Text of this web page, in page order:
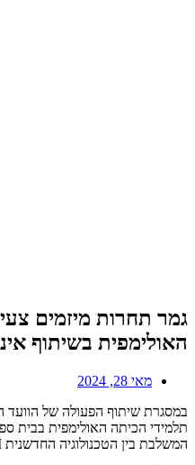
גמר תחרות מיזמים
האולימפית בשיתוף
מאי 28, 2024
במסגרת שיתוף הפעולה של הוועד
תלמידי הכיתה האולימפית בבית
המשלבת בין הטכנולוגיה החדשנית AI למצוינות.